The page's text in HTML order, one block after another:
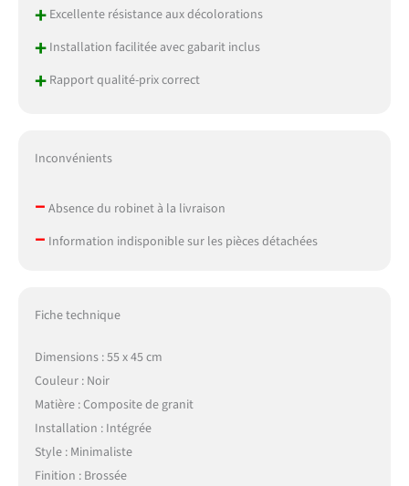
+Excellente résistance aux décolorations
+Installation facilitée avec gabarit inclus
+Rapport qualité-prix correct
Inconvénients
– Absence du robinet à la livraison
– Information indisponible sur les pièces détachées
Fiche technique
Dimensions : 55 x 45 cm
Couleur : Noir
Matière : Composite de granit
Installation : Intégrée
Style : Minimaliste
Finition : Brossée